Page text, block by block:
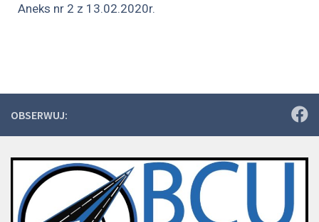
Aneks nr 2 z 13.02.2020r.
OBSERWUJ: